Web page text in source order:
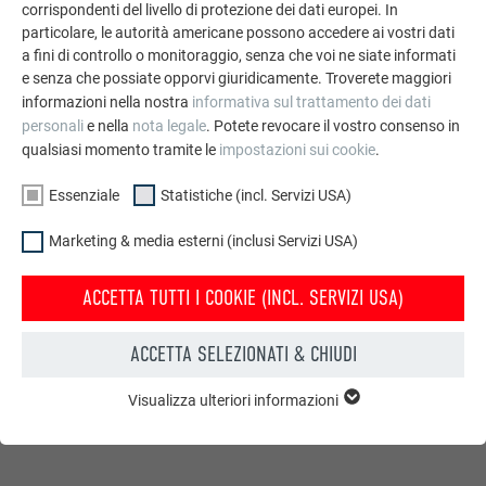
competenze di posa per affrontare questa sfida.”
IL RISULTATO: PERFEZIONE PREFALZ
PREFALZ ha offerto a questa realizzazione il grande
vantaggio della duttilità del materiale che lo rende
estremamente facile da formare oltre alla possibilità di poter
realizzare connessioni impermeabili senza viti, incollaggio o
saldature. PREFALZ è stato posato su rivestimento in legno
con strato di separazione adesivo di bitume, nel tempo
ben visibile dalla strada o dall’ingresso, il proprietario ha
completamente piane e il lucido rivestimento scelto nel
colore P.10 antracite non risultasse otticamente ondulato
corrispondenti del livello di protezione dei dati europei. In
particolare, le autorità americane possono accedere ai vostri dati
a fini di controllo o monitoraggio, senza che voi ne siate informati
e senza che possiate opporvi giuridicamente. Troverete maggiori
informazioni nella nostra informativa sul trattamento dei dati
personalie nella nota legale. Potete revocare il vostro consenso in
qualsiasi momento tramite le impostazioni sui cookie.
Essenziale Statistiche (incl. Servizi USA)
Marketing & media esterni (inclusi Servizi USA)
ACCETTA TUTTI I COOKIE (INCL. SERVIZI USA)
ACCETTA SELEZIONATI & CHIUDI
Visualizza ulteriori informazioni